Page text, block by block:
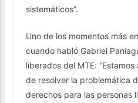
sistemáticos”.
Uno de los momentos más
cuando habló Gabriel
liberados del MTE:
de resolver la problemática
derechos para las personas